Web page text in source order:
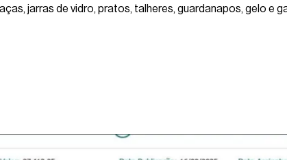
jarras de vidro, pratos, talheres, guardanapos, gelo e